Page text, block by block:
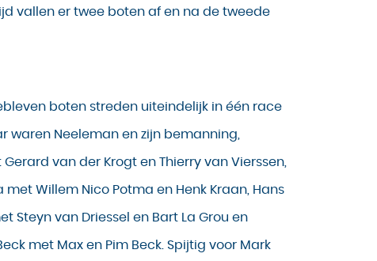
vallen er twee boten af en na de tweede
boten streden uiteindelijk in één race
waren Neeleman en zijn bemanning,
van der Krogt en Thierry van Vierssen,
met Willem Nico Potma en Henk Kraan, Hans
Steyn van Driessel en Bart La Grou en
met Max en Pim Beck. Spijtig voor Mark